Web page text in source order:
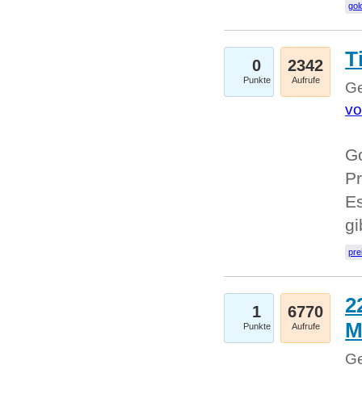
0
Punkte
2342
Aufrufe
1
Punkte
6770
Aufrufe